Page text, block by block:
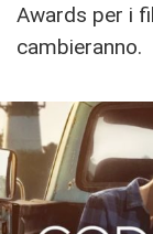
Awards per i
cambieranno.